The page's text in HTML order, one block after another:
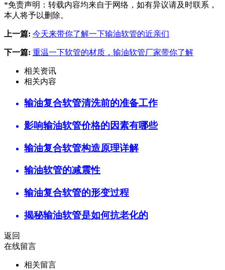
*免责声明：转载内容均来自于网络，如有异议请及时联系，
本人将予以删除。
上一篇: 今天来带你了解一下输油软管的近亲们
下一篇: 重温一下软管的材质，输油软管厂家带你了解
相关资讯
相关内容
输油复合软管清洗前的准备工作
影响输油软管价格的因素有哪些
输油复合软管构造原理详解
输油软管的减震性
输油复合软管的形变过程
揭秘输油软管是如何抗老化的
返回
在线留言
相关留言